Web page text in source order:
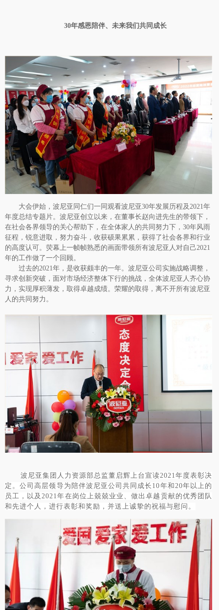
30年感恩陪伴、未来我们共同成长
大会伊始，波尼亚同仁们一同观看波尼亚30年发展历程及2021年
年度总结专题片。波尼亚创立以来，在董事长赵向进先生的带领下，
在社会各界领导的关心帮助下，在全体家人的共同努力下，30年风雨
征程，锐意进取，努力奋斗，收获硕果累累，获得了社会各界和行业
的高度认可。荧幕上一帧帧熟悉的画面带领所有波尼亚人对自己2021
年的工作做了一个回顾。
过去的2021年，是收获颇丰的一年。波尼亚公司实施战略调整，
寻求创新突破，面对市场经济整体下行的挑战，全体波尼亚人齐心协
力，实现厚积薄发，取得卓越成绩。荣耀的取得，离不开所有波尼亚
人的共同努力。
波尼亚集团人力资源部总监董启辉上台宣读2021年度表彰决
定。公司高层领导为陪伴波尼亚公司共同成长10年和20年以上的
员工，以及2021年在岗位上兢兢业业、做出卓越贡献的优秀团队
和先进个人，进行表彰和奖励，并送上诚挚的祝福与慰问。